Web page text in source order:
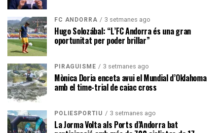
FC ANDORRA 3 setmanes ago
Hugo Solozábal: “L’FC Andorra és una gran
oportunitat per poder brillar”
PIRAGÜISME 3 setmanes ago
Mònica Doria enceta avui el Mundial d’Oklahoma
amb el time-trial de caiac cross
POLIESPORTIU 3 setmanes ago
La Jorma Volta als Ports d’Andorra bat